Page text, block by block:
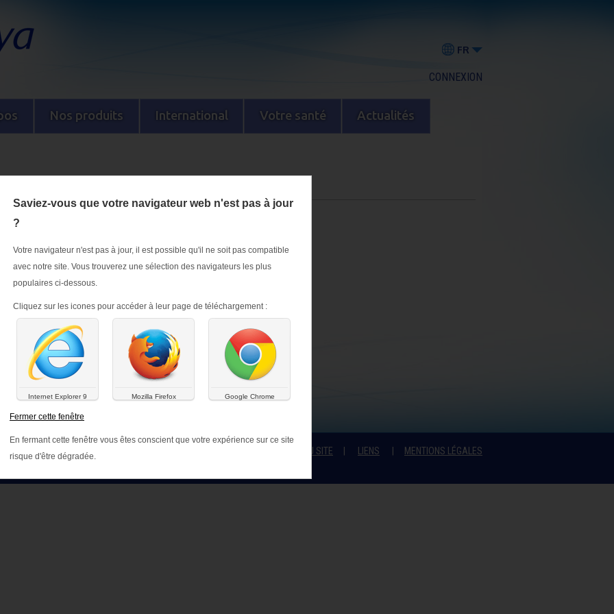
FR
CONNEXION
Nos produits International Votre santé Actualités
mot de passe
d'utilisateur.
PLAN DU SITE LIENS MENTIONS LÉGALES
Saviez-vous que votre navigateur web n'est pas à jour
?
Votre navigateur n'est pas à jour, il est possible qu'il ne soit pas compatible
avec notre site. Vous trouverez une sélection des navigateurs les plus
populaires ci-dessous.
Cliquez sur les icones pour accéder à leur page de téléchargement :
Internet Explorer 9 Mozilla Firefox Google Chrome
Fermer cette fenêtre
En fermant cette fenêtre vous êtes conscient que votre expérience sur ce site
risque d'être dégradée.